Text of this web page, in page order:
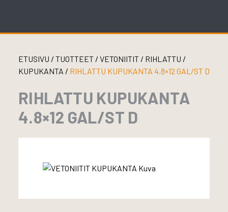
ETUSIVU / TUOTTEET/ VETONIITIT / RIHLATTU /
KUPUKANTA / RIHLATTU KUPUKANTA 4.8×12 GAL/ST D
RIHLATTU KUPUKANTA
4.8×12 GAL/ST D